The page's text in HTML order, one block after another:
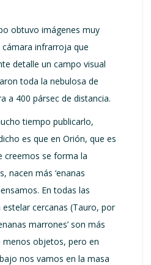
obtuvo imágenes muy
infrarroja que
detalle un campo visual
toda la nebulosa de
a 400 pársec de distancia.
tiempo publicarlo,
es que en Orión, que es
creemos se forma la
nacen más ‘enanas
En todas las
cercanas (Tauro, por
marrones’ son más
menos objetos, pero en
nos vamos en la masa